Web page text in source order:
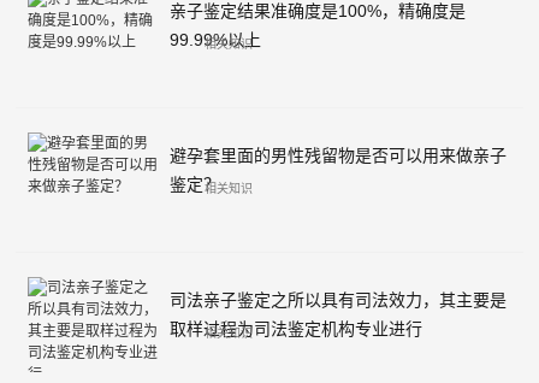
亲子鉴定结果准确度是100%，精确度是
99.99%以上
相关知识
避孕套里面的男性残留物是否可以用来做亲子
鉴定？相关知识
司法亲子鉴定之所以具有司法效力，其主要是
取样过程为司法鉴定机构专业进行
相关知识